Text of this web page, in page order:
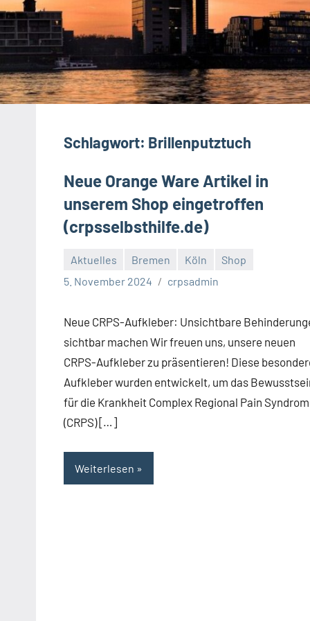
Schlagwort: Brillenputztuch
Neue Orange Ware Artikel in
unserem Shop eingetroffen
(crpsselbsthilfe.de)
Aktuelles Bremen Köln
Shop
5. November 2024
crpsadmin
Neue CRPS-Aufkleber: Unsichtbare
sichtbar machen Wir freuen uns, unsere neuen
CRPS-Aufkleber zu präsentieren! Diese
Aufkleber wurden entwickelt, um das
für die Krankheit Complex Regional Pain
(CRPS) […]
Weiterlesen